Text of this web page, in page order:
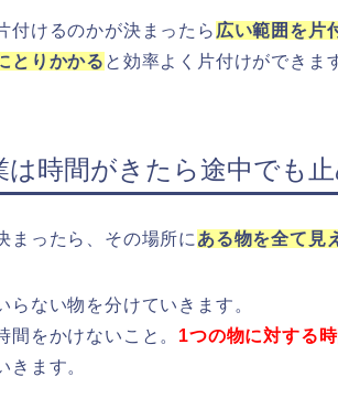
付けるのかが決まったら 広い範囲を片
とりかかる と効率よく片付けができま
は時間がきたら途中でも
まったら、その場所に ある物を全て見
らない物を分けていきます。
間をかけないこと。 1つの物に対する
きます。